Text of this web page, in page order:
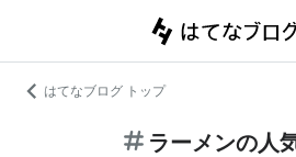
はてなブログ トップ
ラーメンの人